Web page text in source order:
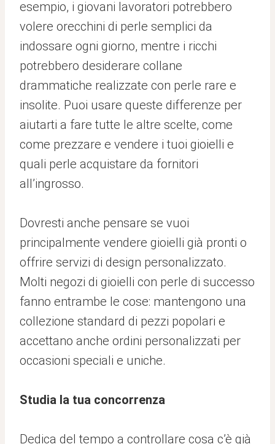
esempio, i giovani lavoratori potrebbero
volere orecchini di perle semplici da
indossare ogni giorno, mentre i ricchi
potrebbero desiderare collane
drammatiche realizzate con perle rare e
insolite. Puoi usare queste differenze per
aiutarti a fare tutte le altre scelte, come
come prezzare e vendere i tuoi gioielli e
quali perle acquistare da fornitori
all’ingrosso.
Dovresti anche pensare se vuoi
principalmente vendere gioielli già pronti o
offrire servizi di design personalizzato.
Molti negozi di gioielli con perle di successo
fanno entrambe le cose: mantengono una
collezione standard di pezzi popolari e
accettano anche ordini personalizzati per
occasioni speciali e uniche.
Studia la tua concorrenza
Dedica del tempo a controllare cosa c’è già